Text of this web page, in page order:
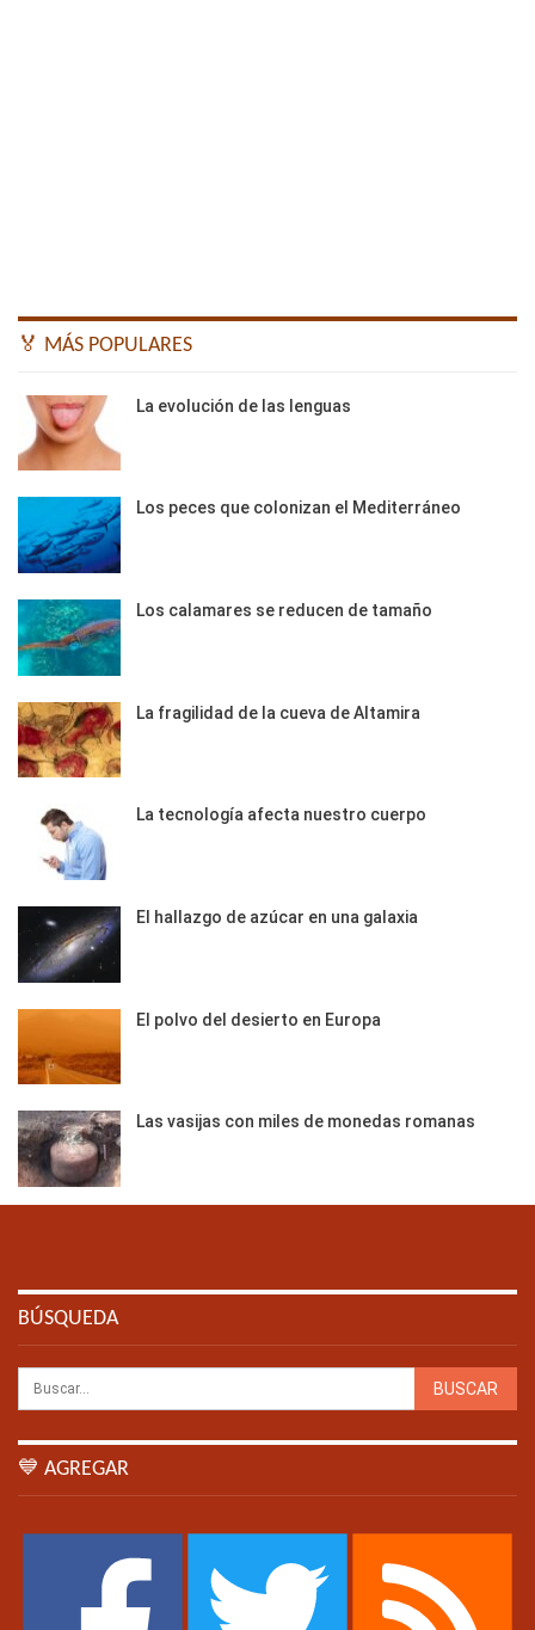
🏅 MÁS POPULARES
La evolución de las lenguas
Los peces que colonizan el Mediterráneo
Los calamares se reducen de tamaño
La fragilidad de la cueva de Altamira
La tecnología afecta nuestro cuerpo
El hallazgo de azúcar en una galaxia
El polvo del desierto en Europa
Las vasijas con miles de monedas romanas
BÚSQUEDA
💙 AGREGAR